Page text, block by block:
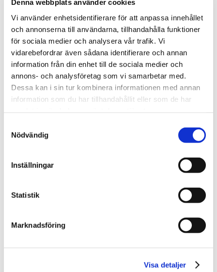
Denna webbplats använder cookies
Vi använder enhetsidentifierare för att anpassa innehållet
och annonserna till användarna, tillhandahålla funktioner
för sociala medier och analysera vår trafik. Vi
vidarebefordrar även sådana identifierare och annan
information från din enhet till de sociala medier och
annons- och analysföretag som vi samarbetar med.
Dessa kan i sin tur kombinera informationen med annan
information som du har tillhandahållit eller som de har
Nödvändig
Inställningar
Statistik
Marknadsföring
Visa detaljer
Samhällsbyggnad & Fastighetsutveckling
010-202 93 65
simon.nyqvist@svefa.se
Claes Rainer